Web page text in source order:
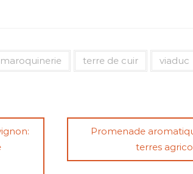
maroquinerie terre de cuir viaduc
Promenade
terres